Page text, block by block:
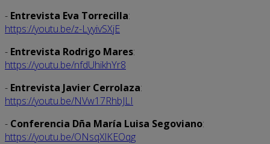
- Entrevista Eva Torrecilla:
https://youtu.be/z-LyyivSXjE
- Entrevista Rodrigo Mares:
https://youtu.be/nfdUhikhYr8
- Entrevista Javier Cerrolaza:
https://youtu.be/NVw17RhbJLI
- Conferencia Dña María Luisa Segoviano:
https://youtu.be/ONsqXlKEOqg